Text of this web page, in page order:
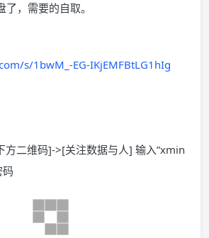
，需要的自取。
s/1bwM_-EG-IKjEMFBtLG1hIg
方二维码]->[关注数据与人] 输入”xmin